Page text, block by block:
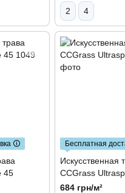
2 4
🛈
45
Бесплатная
Искусственная
CCGrass
684 грн/м²